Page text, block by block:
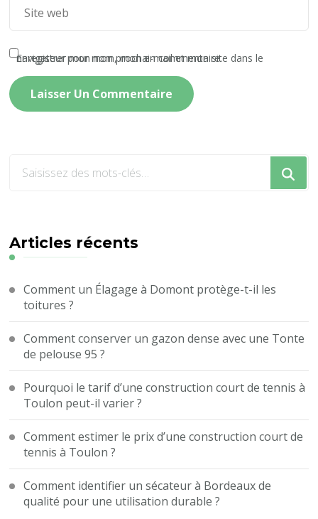
Enregistrer mon nom, mon e-mail et mon site dans le navigateur pour mon prochain commentaire.
?
Articles récents
Comment un Élagage à Domont protège-t-il les
toitures ?
Comment conserver un gazon dense avec une Tonte
de pelouse 95 ?
Pourquoi le tarif d’une construction court de tennis à
Toulon peut-il varier ?
Comment estimer le prix d’une construction court de
tennis à Toulon ?
Comment identifier un sécateur à Bordeaux de
qualité pour une utilisation durable ?